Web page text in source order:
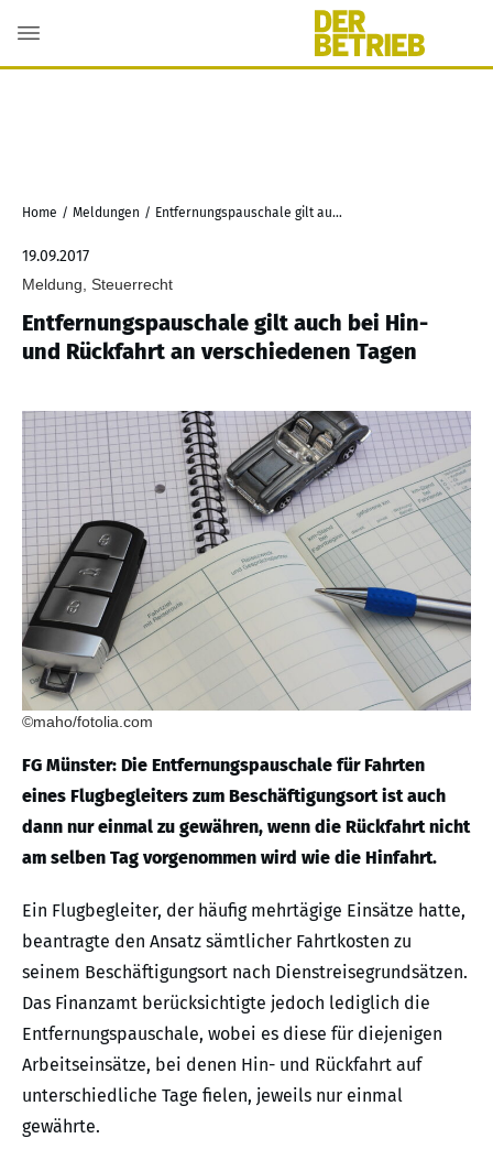
Home / Meldungen / Entfernungspauschale gilt auch bei Hin- und Rückfahrt an verschiedenen Tagen
19.09.2017
Meldung, Steuerrecht
Entfernungspauschale gilt auch bei Hin-
und Rückfahrt an verschiedenen Tagen
©maho/fotolia.com
FG Münster: Die Entfernungspauschale für Fahrten
eines Flugbegleiters zum Beschäftigungsort ist auch
dann nur einmal zu gewähren, wenn die Rückfahrt nicht
am selben Tag vorgenommen wird wie die Hinfahrt.
Ein Flugbegleiter, der häufig mehrtägige Einsätze hatte,
beantragte den Ansatz sämtlicher Fahrtkosten zu
seinem Beschäftigungsort nach Dienstreisegrundsätzen.
Das Finanzamt berücksichtigte jedoch lediglich die
Entfernungspauschale, wobei es diese für diejenigen
Arbeitseinsätze, bei denen Hin- und Rückfahrt auf
unterschiedliche Tage fielen, jeweils nur einmal
gewährte.